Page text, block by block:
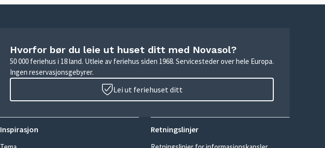
Hvorfor bør du leie ut huset ditt med Novasol?
50 000 feriehus i 18 land. Utleie av feriehus siden 1968. Servicesteder over hele Europa.
Ingen reservasjonsgebyrer.
Lei ut feriehuset ditt
Inspirasjon Retningslinjer